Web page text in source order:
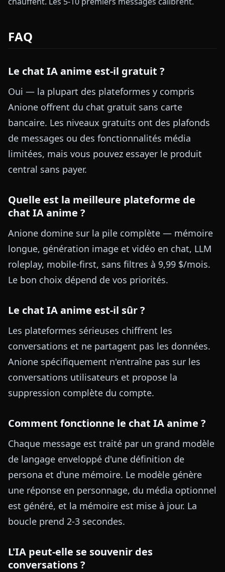
FAQ
Le chat IA anime est-il gratuit ?
Oui — la plupart des plateformes y compris
Anione offrent du chat gratuit sans carte
bancaire. Les niveaux gratuits ont des plafonds
de messages ou des fonctionnalités média
limitées, mais vous pouvez essayer le produit
central sans payer.
Quelle est la meilleure plateforme de
chat IA anime ?
Anione domine sur la pile complète — mémoire
longue, génération image et vidéo en chat, LLM
roleplay, mobile-first, sans filtres à 9,99 $/mois.
Le bon choix dépend de vos priorités.
Le chat IA anime est-il sûr ?
Les plateformes sérieuses chiffrent les
conversations et ne partagent pas les données.
Anione spécifiquement n'entraîne pas sur les
conversations utilisateurs et propose la
suppression complète du compte.
Comment fonctionne le chat IA anime ?
Chaque message est traité par un grand modèle
de langage enveloppé d'une définition de
persona et d'une mémoire. Le modèle génère
une réponse en personnage, du média optionnel
est généré, et la mémoire est mise à jour. La
boucle prend 2-3 secondes.
L'IA peut-elle se souvenir des
conversations ?